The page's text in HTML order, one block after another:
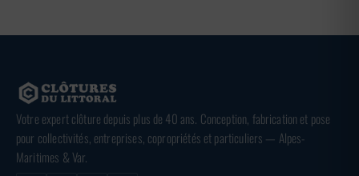
Votre expert clôture depuis plus de 40 ans. Conception, fabrication et pose
pour collectivités, entreprises, copropriétés et particuliers — Alpes-
Maritimes & Var.